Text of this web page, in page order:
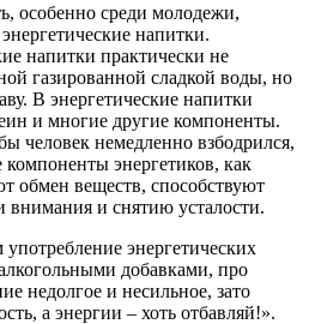
особенно среди молодежи,
напитки.
напитки практически не
газированной сладкой воды, но
В энергетические напитки
и многие другие компоненты.
человек немедленно взбодрился,
энергетиков, как
обмен веществ, способствуют
и снятию усталости.
энергетических
добавками, про
недолгое и несильное, зато
а энергии – хоть отбавляй!».